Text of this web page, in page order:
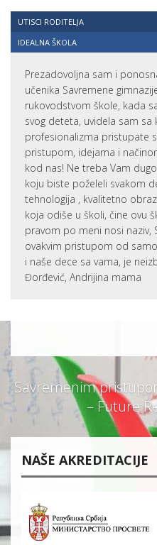
UTISCI RODITELJA
IDEALNA ŠKOLA
Prezadovoljna sam i
učenika Savremene
rukovodstvom škole, kada
svog deteta, uvidela sam
profesionalizma pristupate
pristupom, idejama i
kod nas! Ne treba Vam
koju biste poželeli svakom
tehnologija , kvalitetno
koja odiše u školi, čine ovu
pravom po meni nosi naziv,
ovakvim pristupom od
i naše dece sa vama, je
Đorđević, Andrijina mama
Savremenim
– Future
NAŠE AKREDITACIJE